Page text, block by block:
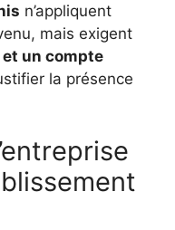
n’appliquent
mais exigent
un compte
la présence